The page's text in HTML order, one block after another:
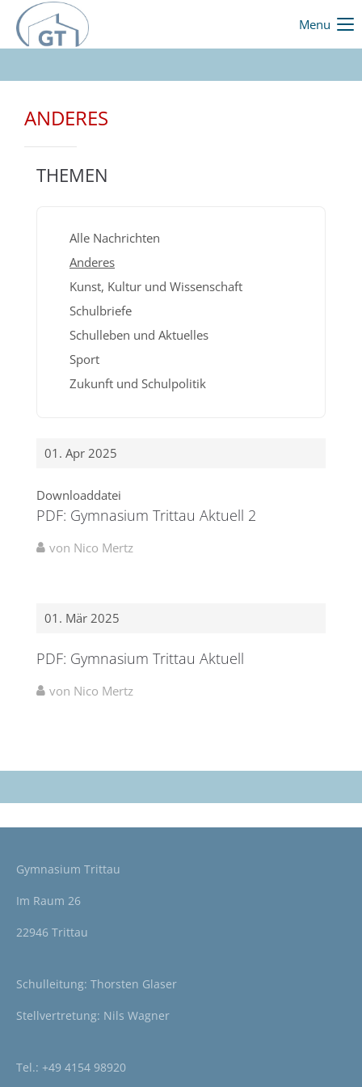
Menu
ANDERES
THEMEN
Alle Nachrichten
Anderes
Kunst, Kultur und Wissenschaft
Schulbriefe
Schulleben und Aktuelles
Sport
Zukunft und Schulpolitik
01. Apr 2025
Downloaddatei
PDF: Gymnasium Trittau Aktuell 2
von Nico Mertz
01. Mär 2025
PDF: Gymnasium Trittau Aktuell
von Nico Mertz
Gymnasium Trittau
Im Raum 26
22946 Trittau
Schulleitung: Thorsten Glaser
Stellvertretung: Nils Wagner
Tel.: +49 4154 98920